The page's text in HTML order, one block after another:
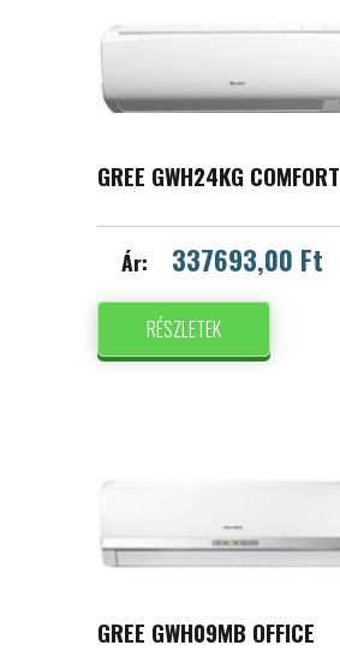
GREE GWH24KG COMFORT
Ár: 337693,00 Ft
RÉSZLETEK
GREE GWH09MB OFFICE